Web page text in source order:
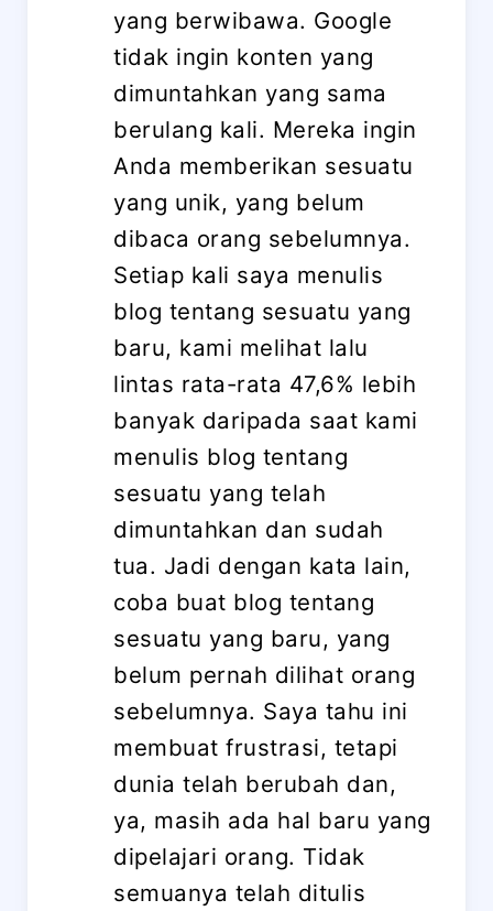
yang berwibawa. Google
tidak ingin konten yang
dimuntahkan yang sama
berulang kali. Mereka ingin
Anda memberikan sesuatu
yang unik, yang belum
dibaca orang sebelumnya.
Setiap kali saya menulis
blog tentang sesuatu yang
baru, kami melihat lalu
lintas rata-rata 47,6% lebih
banyak daripada saat kami
menulis blog tentang
sesuatu yang telah
dimuntahkan dan sudah
tua. Jadi dengan kata lain,
coba buat blog tentang
sesuatu yang baru, yang
belum pernah dilihat orang
sebelumnya. Saya tahu ini
membuat frustrasi, tetapi
dunia telah berubah dan,
ya, masih ada hal baru yang
dipelajari orang. Tidak
semuanya telah ditulis